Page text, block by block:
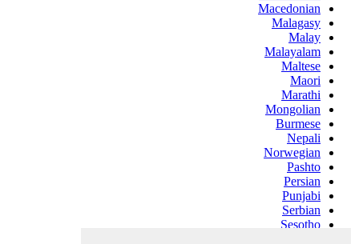
Macedonian
Malagasy
Malay
Malayalam
Maltese
Maori
Marathi
Mongolian
Burmese
Nepali
Norwegian
Pashto
Persian
Punjabi
Serbian
Sesotho